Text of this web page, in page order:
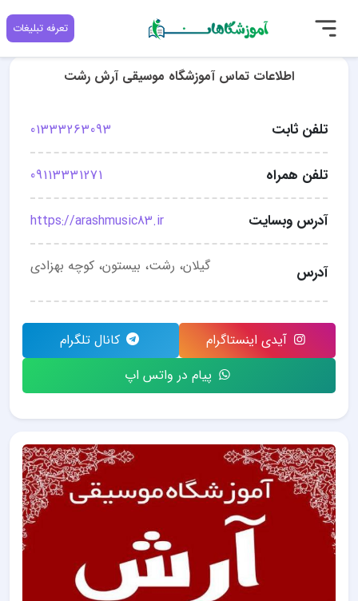
تعرفه تبلیغات
اطلاعات تماس آموزشگاه موسیقی آرش رشت
تلفن ثابت 01333263093
تلفن همراه 09113331271
آدرس وبسایت https://arashmusic83.ir
آدرس گیلان، رشت، بیستون، کوچه بهزادی
آیدی اینستاگرام
کانال تلگرام
پیام در واتس اپ